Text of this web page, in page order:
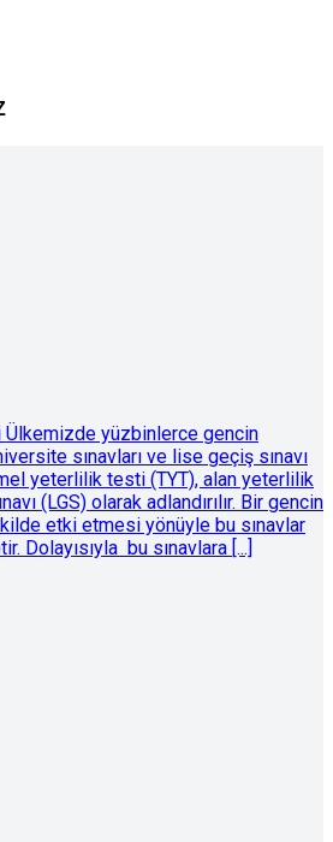
Ülkemizde yüzbinlerce gencin
sınavları ve lise geçiş sınavı
yeterlilik testi (TYT), alan yeterlilik
(LGS) olarak adlandırılır. Bir gencin
etki etmesi yönüyle bu sınavlar
Dolayısıyla bu sınavlara [...]